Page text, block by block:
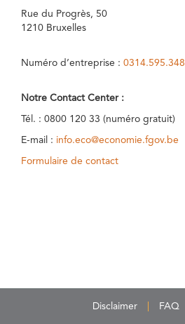
Rue du Progrès, 50
1210 Bruxelles
Numéro d’entreprise : 0314.595.348
Notre Contact Center :
Tél. : 0800 120 33 (numéro gratuit)
E-mail : info.eco@economie.fgov.be
Formulaire de contact
Disclaimer FAQ